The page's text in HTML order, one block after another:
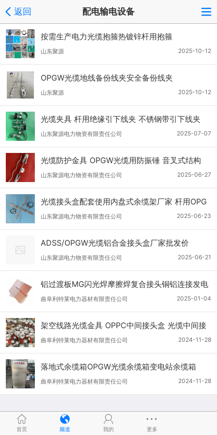
返回 配电输电设备
按需生产电力光缆抱箍热镀锌杆用抱箍
2025-10-12
山东聚源
OPGW光缆地线备份线夹安全备份线夹
2025-10-12
山东聚源
光缆夹具 杆用绝缘引下线夹 不锈钢带引下线夹
2025-07-07
山东聚源电力物资有限责任公司
光缆防护金具 OPGW光缆用防振锤 音叉式结构
2025-06-27
山东聚源电力物资有限责任公司
光缆接头盒配套使用内盘式余缆架厂家 杆用OPG
W富余盘缆架
2025-06-23
山东聚源电力物资有限责任公司
ADSS/OPGW光缆铝合金接头盒厂家批发价
2025-06-21
山东聚源电力物资有限责任公司
铝过渡板MG闪光焊摩擦焊复合接头铜铝连接发电
机导体连接片
2025-01-04
曲阜利特莱电力器材有限责任公司
架空线路光缆金具 OPPC中间接头盒 光缆中间接
线盒
2024-11-28
曲阜利特莱电力器材有限责任公司
落地式余缆箱OPGW光缆余缆箱变电站余缆箱
2024-11-28
曲阜利特莱电力器材有限责任公司
首页 频道 我的 更多